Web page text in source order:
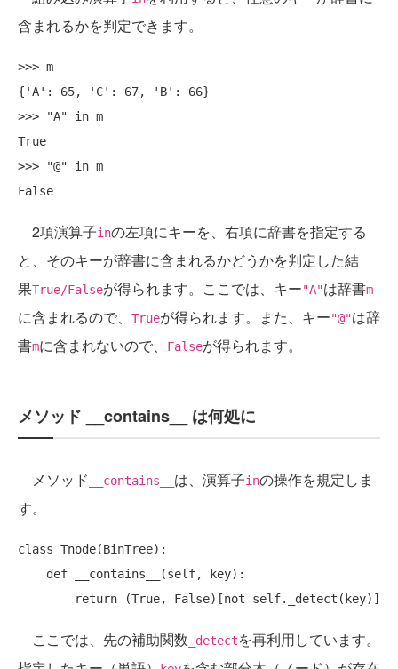
含まれるかを判定できます。
>>> m
{'A': 65, 'C': 67, 'B': 66}
>>> "A" in m
True
>>> "@" in m
2項演算子inの左項にキーを、右項に辞書を指定する
と、そのキーが辞書に含まれるかどうかを判定した結
果True/Falseが得られます。ここでは、キー"A"は辞書m
に含まれるので、 Trueが得られます。また、キー"@"は辞
書mに含まれないので、 Falseが得られます。
メソッド __contains__ は何処に
メソッド __contains__ は、演算子inの操作を規定しま
す。
class Tnode(BinTree):
ここでは、先の補助関数 _detectを再利用しています。